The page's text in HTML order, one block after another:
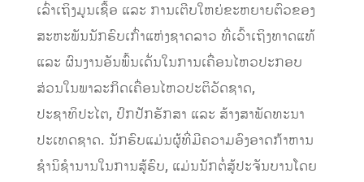
ເລົ່າເຖິງມູນເຊື້ອ ແລະ ການເຕີບໃຫຍ່ຂະຫຍາຍຕົວຂອງ
ສະຫະພັນນັກຮົບເກົ່າແຫ່ງຊາດລາວ ທີ່ເວົ້າເຖິງທາດແທ້
ແລະ ຜົນງານອັນພົ້ນເດັ່ນໃນການເຄື່ອນໄຫວປະກອບ
ສ່ວນໃນພາລະກິດເຄື່ອນໄຫວປະຕິວັດຊາດ,
ປະຊາທິປະໄຕ, ປົກປັກຮັກສາ ແລະ ສ້າງສາພັດທະນາ
ປະເທດຊາດ. ນັກຮົບແມ່ນຜູ້ທີ່ມີຄວາມອົງອາດກ້າຫານ
ຊຳນິຊຳນານໃນການສູ້ຮົບ, ແມ່ນນັກຕໍ່ສູ້ປະຈັນບານໂດຍ